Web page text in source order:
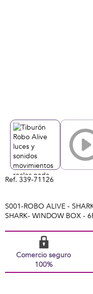
Ref. 339-71126
S001-ROBO ALIVE -
SHARK- WINDOW BOX -
Comercio seguro
100%